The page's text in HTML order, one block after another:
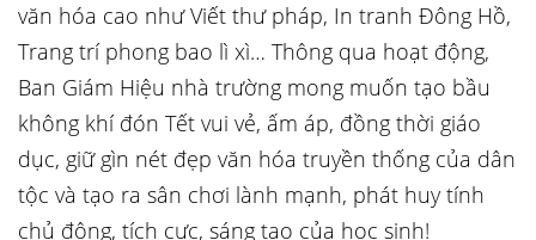
văn hóa cao như Viết thư pháp, In tranh Đông Hồ,
Trang trí phong bao lì xì… Thông qua hoạt động,
Ban Giám Hiệu nhà trường mong muốn tạo bầu
không khí đón Tết vui vẻ, ấm áp, đồng thời giáo
dục, giữ gìn nét đẹp văn hóa truyền thống của dân
tộc và tạo ra sân chơi lành mạnh, phát huy tính
chủ động, tích cực, sáng tạo của học sinh!